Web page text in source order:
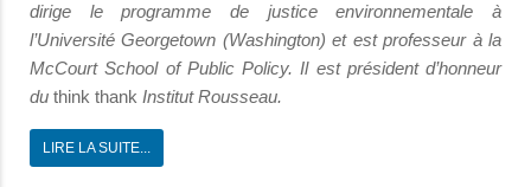
dirige le programme de justice environnementale à
l’Université Georgetown (Washington) et est professeur à la
McCourt School of Public Policy. Il est président d’honneur
du think thank Institut Rousseau.
LIRE LA SUITE...